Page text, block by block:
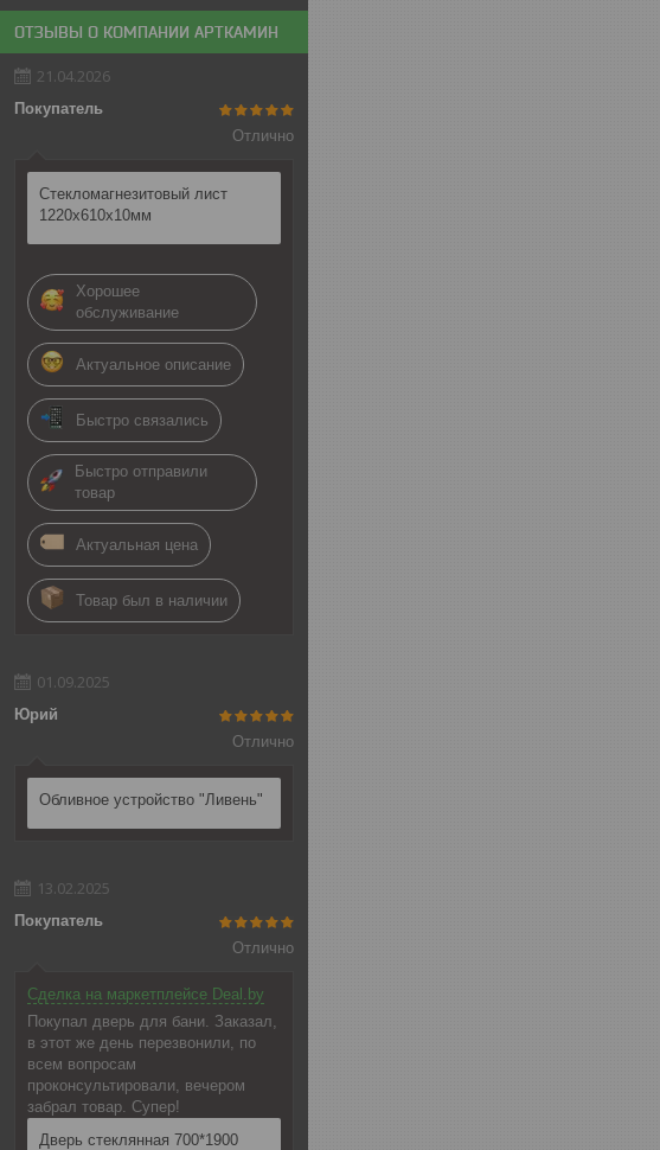
ОТЗЫВЫ О КОМПАНИИ АРТКАМИН
21.04.2026
Покупатель
Отлично
Стекломагнезитовый лист
1220х610х10мм
Хорошее
обслуживание
Актуальное описание
Быстро связались
Быстро отправили
товар
Актуальная цена
Товар был в наличии
01.09.2025
Юрий
Отлично
Обливное устройство "Ливень"
13.02.2025
Покупатель
Отлично
Сделка на маркетплейсе Deal.by
Покупал дверь для бани. Заказал,
в этот же день перезвонили, по
всем вопросам
проконсультировали, вечером
забрал товар. Супер!
Дверь стеклянная 700*1900